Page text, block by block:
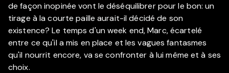
de façon inopinée vont le déséquilibrer pour le bon: un
tirage à la courte paille aurait-il décidé de son
existence? Le temps d'un week end, Marc, écartelé
entre ce qu'il a mis en place et les vagues fantasmes
qu'il nourrit encore, va se confronter à lui même et à ses
choix.